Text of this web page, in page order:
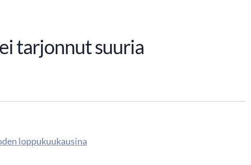
tarjonnut suuria
loppukuukausina